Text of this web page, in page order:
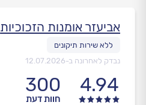
אביעזר אומנות הזכוכיות
נבדק לאחרונה ב-12.07.2026
4.94
300
חוות דעת